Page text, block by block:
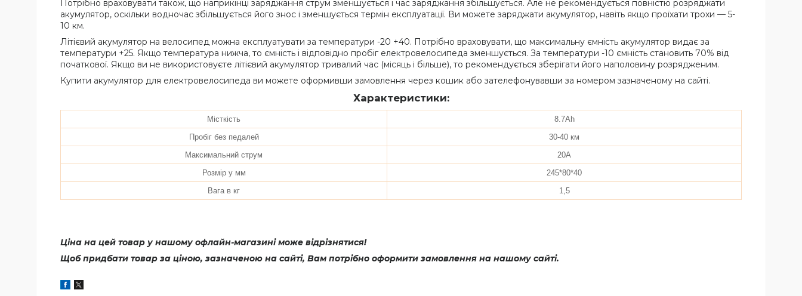
Потрібно враховувати також, що наприкінці заряджання струм зменшується і час заряджання збільшується. Але не рекомендується повністю розряджати
акумулятор, оскільки водночас збільшується його знос і зменшується термін експлуатації. Ви можете заряджати акумулятор, навіть якщо проїхати трохи — 5-
10 км.
Літієвий акумулятор на велосипед можна експлуатувати за температури -20 +40. Потрібно враховувати, що максимальну ємність акумулятор видає за
температури +25. Якщо температура нижча, то ємність і відповідно пробіг електровелосипеда зменшується. За температури -10 ємність становить 70% від
початкової. Якщо ви не використовуєте літієвий акумулятор тривалий час (місяць і більше), то рекомендується зберігати його наполовину розрядженим.
Купити акумулятор для електровелосипеда ви можете оформивши замовлення через кошик або зателефонувавши за номером зазначеному на сайті.
Характеристики:
Місткість
8.7Аh
Пробіг без педалей
30-40 км
Максимальний струм
20A
Розмір у мм
245*80*40
Вага в кг
1,5
Ціна на цей товар у нашому офлайн-магазині може відрізнятися!
Щоб придбати товар за ціною, зазначеною на сайті, Вам потрібно оформити замовлення на нашому сайті.